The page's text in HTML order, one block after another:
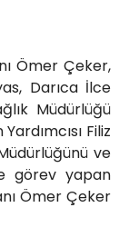
Ömer Çeker,
Darıca İlce
Müdürlüğü
Filiz
ve
görev yapan
Ömer Çeker